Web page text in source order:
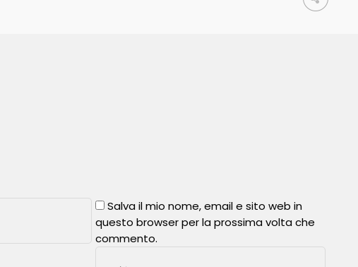
Salva il mio nome, email e sito web in
questo browser per la prossima volta che
commento.